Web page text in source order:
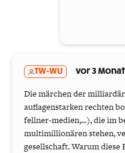
TW-WU vor 3
Die märchen der
auflagenstarken rechten
fellner-medien,...), die im
multimillionären stehen,
gesellschaft. Warum